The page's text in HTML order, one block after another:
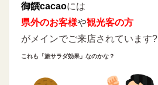
御饌cacaoには
県外のお客様や観光客の方
がメインでご来店されています?
これも「旅サラダ効果」なのかな？